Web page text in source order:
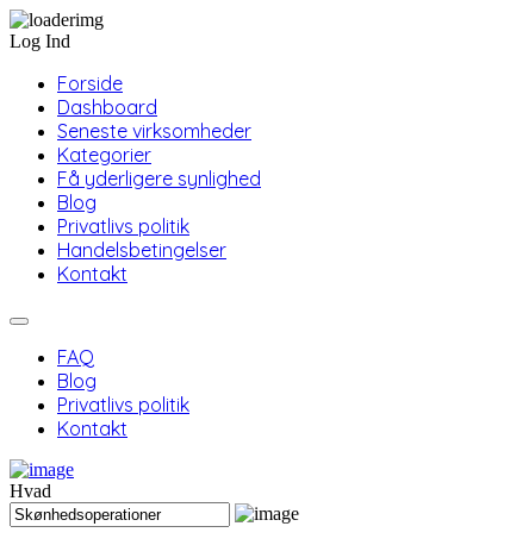
Log Ind
Forside
Dashboard
Seneste virksomheder
Kategorier
Få yderligere synlighed
Blog
Privatlivs politik
Handelsbetingelser
Kontakt
FAQ
Blog
Privatlivs politik
Kontakt
Hvad